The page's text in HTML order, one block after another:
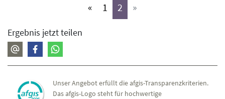
« 1 (aktiv)
2 (aktiv)
»
Ergebnis jetzt teilen
Unser Angebot erfüllt die afgis-Transparenzkriterien.
Das afgis-Logo steht für hochwertige